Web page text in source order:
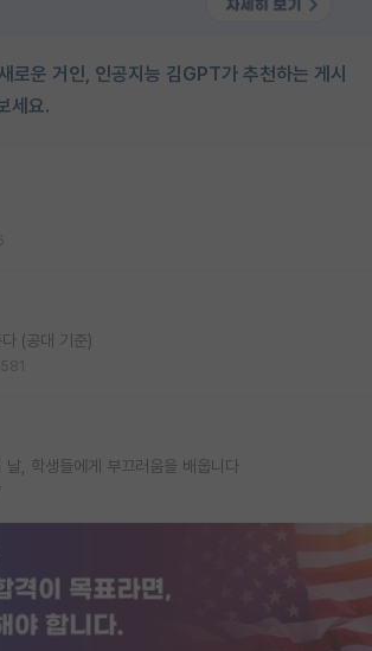
로운 거인, 인공지능 김GPT가 추천하는 게시
세요.
(공대 기준)
, 학생들에게 부끄러움을 배웁니다